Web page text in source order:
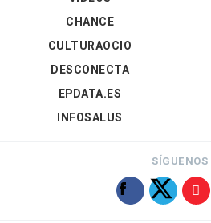
CHANCE
CULTURAOCIO
DESCONECTA
EPDATA.ES
INFOSALUS
SÍGUENOS